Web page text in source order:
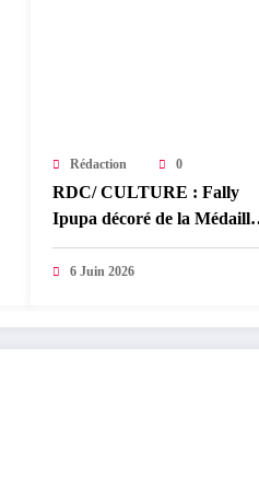
Rédaction 0
RDC/ CULTURE : Fally
Ipupa décoré de la Médaille
d’or du Mérite des Arts,
Sciences et Lettres par le
6 Juin 2026